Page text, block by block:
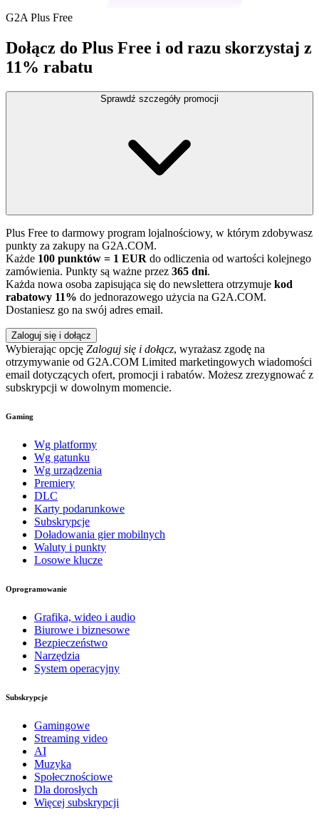
G2A Plus Free
Dołącz do Plus Free i od razu skorzystaj z
11% rabatu
Sprawdź szczegóły promocji
Plus Free to darmowy program lojalnościowy, w którym zdobywasz
punkty za zakupy na G2A.COM.
Każde 100 punktów = 1 EUR do odliczenia od wartości kolejnego
zamówienia. Punkty są ważne przez 365 dni.
Każda nowa osoba zapisująca się do newslettera otrzymuje kod
rabatowy 11% do jednorazowego użycia na G2A.COM.
Dostaniesz go na swój adres email.
Zaloguj się i dołącz
Wybierając opcję Zaloguj się i dołącz, wyrażasz zgodę na
otrzymywanie od G2A.COM Limited marketingowych wiadomości
email dotyczących ofert, promocji i rabatów. Możesz zrezygnować z
subskrypcji w dowolnym momencie.
Gaming
Wg platformy
Wg gatunku
Wg urządzenia
Premiery
DLC
Karty podarunkowe
Subskrypcje
Doładowania gier mobilnych
Waluty i punkty
Losowe klucze
Oprogramowanie
Grafika, wideo i audio
Biurowe i biznesowe
Bezpieczeństwo
Narzędzia
System operacyjny
Subskrypcje
Gamingowe
Streaming video
AI
Muzyka
Społecznościowe
Dla dorosłych
Więcej subskrypcji